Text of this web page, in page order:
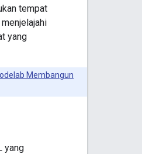
tempat
yang
Membangun
yang